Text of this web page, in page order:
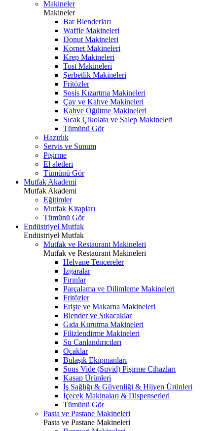
Makineler
Makineler
Bar Blenderları
Waffle Makineleri
Donut Makineleri
Kornet Makineleri
Krep Makineleri
Tost Makineleri
Şerbetlik Makineleri
Fritözler
Sosis Kızartma Makineleri
Çay ve Kahve Makineleri
Kahve Öğütme Makineleri
Sıcak Çikolata ve Salep Makineleri
Tümünü Gör
Hazırlık
Servis ve Sunum
Pişirme
El aletleri
Tümünü Gör
Mutfak Akademi
Mutfak Akademi
Eğitimler
Mutfak Kitapları
Tümünü Gör
Endüstriyel Mutfak
Endüstriyel Mutfak
Mutfak ve Restaurant Makineleri
Mutfak ve Restaurant Makineleri
Helvane Tencereler
Izgaralar
Fırınlar
Parçalama ve Dilimleme Makineleri
Fritözler
Erişte ve Makarna Makineleri
Blender ve Sıkacaklar
Gıda Kurutma Makineleri
Filizlendirme Makineleri
Su Canlandırıcıları
Ocaklar
Bulaşık Ekipmanları
Sous Vide (Suvid) Pişirme Cihazları
Kasap Ürünleri
İş Sağlığı & Güvenliği & Hijyen Ürünleri
İçecek Makinaları & Dispenserleri
Tümünü Gör
Pasta ve Pastane Makineleri
Pasta ve Pastane Makineleri